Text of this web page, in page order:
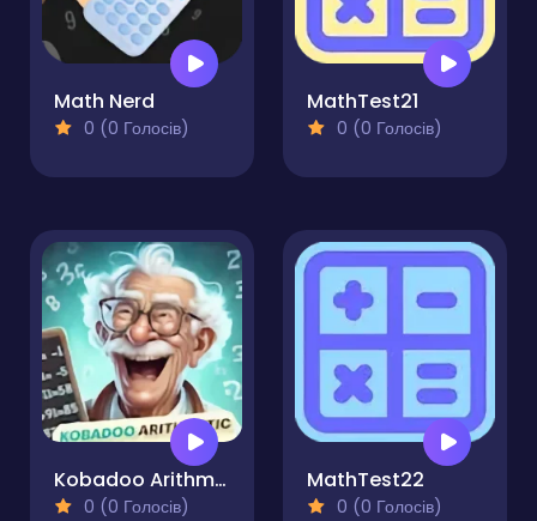
Math Nerd
0 (0 Голосів)
MathTest21
0 (0 Голосів)
Kobadoo Arithmetic
0 (0 Голосів)
MathTest22
0 (0 Голосів)